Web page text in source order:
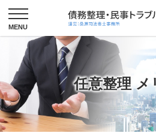
任意整理 メ